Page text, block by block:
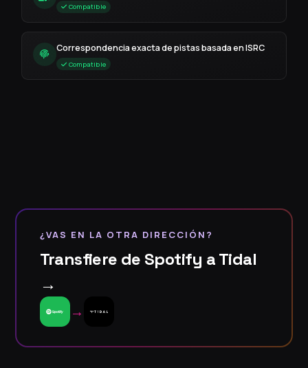
Compatible
Correspondencia exacta de pistas basada en ISRC
Compatible
¿VAS EN LA OTRA DIRECCIÓN?
Transfiere de Spotify a Tidal
→
→